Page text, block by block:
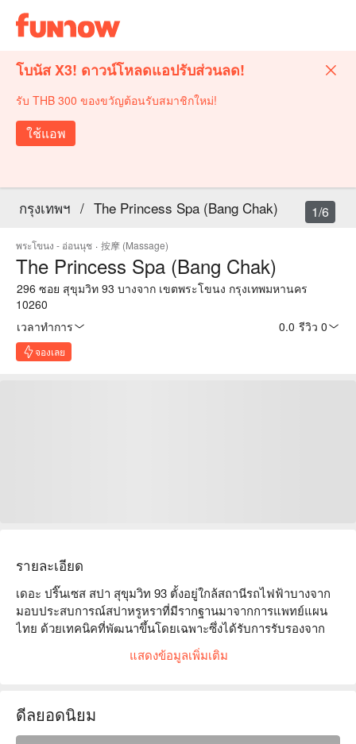
โบนัส X3! ดาวน์โหลดแอปรับส่วนลด!
รับ THB 300 ของขวัญต้อนรับสมาชิกใหม่!
ใช้แอพ
กรุงเทพฯ / The Princess Spa (Bang Chak)
พระโขนง - อ่อนนุช · 按摩 (Massage)
The Princess Spa (Bang Chak)
296 ซอย สุขุมวิท 93 บางจาก เขตพระโขนง กรุงเทพมหานคร
10260
เวลาทำการ
0.0 รีวิว 0
จองเลย
1/6
รายละเอียด
เดอะ ปริ๊นเซส สปา สุขุมวิท 93 ตั้งอยู่ใกล้สถานีรถไฟฟ้าบางจาก
มอบประสบการณ์สปาหรูหราที่มีรากฐานมาจากการแพทย์แผน
ไทย ด้วยเทคนิคที่พัฒนาขึ้นโดยเฉพาะซึ่งได้รับการรับรองจาก
สถาบันชั้นนำทั้งในประเทศไทยและต่างประเทศ สปาจึงมั่นใจได้
ว่าการรักษาทุกครั้งมีความเป็นเอกลักษณ์อย่างแท้จริง พนักงาน
ผ่อนคลายซึ่งผสมผสานระหว่างประเพณีกับความสะดวกสบาย
สมัยใหม่ จองเซสชันการดูแลตัวเองของคุณตอนนี้พร้อมโปรโมชั่
แสดงข้อมูลเพิ่มเติม
ดีลยอดนิยม